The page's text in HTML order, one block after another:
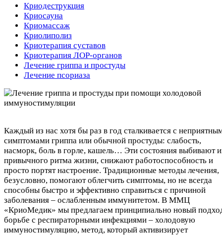
Криодеструкция
Криосауна
Криомассаж
Криолиполиз
Криотерапия суставов
Криотерапия ЛОР-органов
Лечение гриппа и простуды
Лечение псориаза
Каждый из нас хотя бы раз в год сталкивается с
симптомами гриппа или обычной простуды: слабость,
насморк, боль в горле, кашель… Эти состояния выбивают
привычного ритма жизни, снижают работоспособность и
просто портят настроение. Традиционные методы лечения,
безусловно, помогают облегчить симптомы, но не всегда
способны быстро и эффективно справиться с причиной
заболевания – ослабленным иммунитетом. В ММЦ
«КриоМедик» мы предлагаем принципиально новый
борьбе с респираторными инфекциями – холодовую
иммуностимуляцию, метод, который активизирует